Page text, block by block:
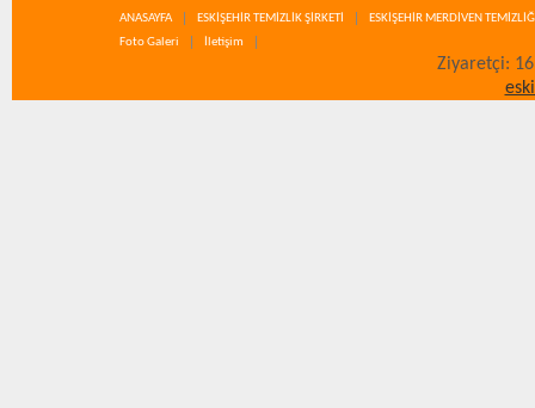
ANASAYFA ESKİŞEHİR TEMİZLİK ŞİRKETİ
ESKİŞEHİR MERDİVEN
Foto Galeri
İletişim
Ziyaretçi: